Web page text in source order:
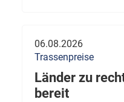
06.08.2026
Trassenpreise
Länder zu
bereit